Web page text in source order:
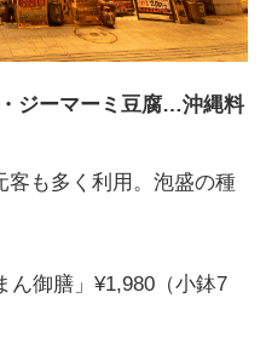
ジーマーミ豆腐…沖縄料
客も多く利用。泡盛の種
ん御膳」¥1,980（小鉢7